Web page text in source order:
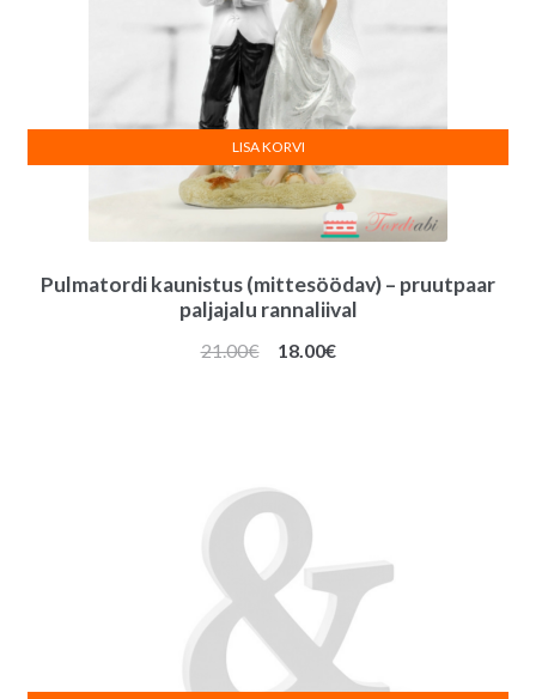
Pulmatordi kaunistus (mittesöödav) – pruutpaar
paljajalu rannaliival
21.00€
Algne
18.00€Praegune
LISA KORVI